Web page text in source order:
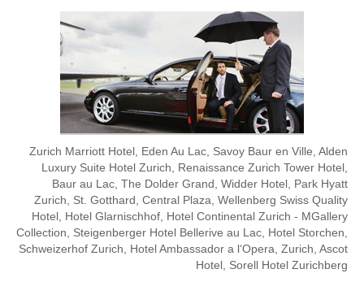
Zurich Marriott Hotel, Eden Au Lac, Savoy Baur en Ville, Alden
Luxury Suite Hotel Zurich, Renaissance Zurich Tower Hotel,
Baur au Lac, The Dolder Grand, Widder Hotel, Park Hyatt
Zurich, St. Gotthard, Central Plaza, Wellenberg Swiss Quality
Hotel, Hotel Glarnischhof, Hotel Continental Zurich - MGallery
Collection, Steigenberger Hotel Bellerive au Lac, Hotel Storchen,
Schweizerhof Zurich, Hotel Ambassador a l‘Opera, Zurich, Ascot
Hotel, Sorell Hotel Zurichberg